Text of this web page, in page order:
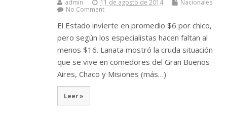
admin 11 de agosto de 2014
Nacionales
No Comment
El Estado invierte en promedio $6 por chico,
pero según los especialistas hacen faltan al
menos $16. Lanata mostró la cruda situación
que se vive en comedores del Gran Buenos
Aires, Chaco y Misiones (más…)
Leer »